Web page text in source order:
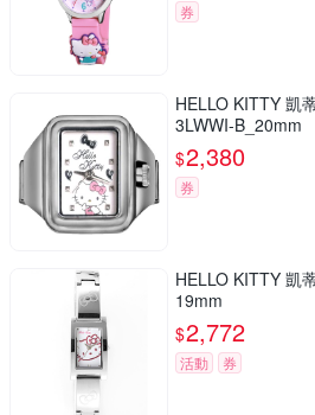
券
HELLO KITTY 凱
3LWWI-B_20mm
$2,380
券
HELLO KITTY 凱
19mm
$2,772
活動 券